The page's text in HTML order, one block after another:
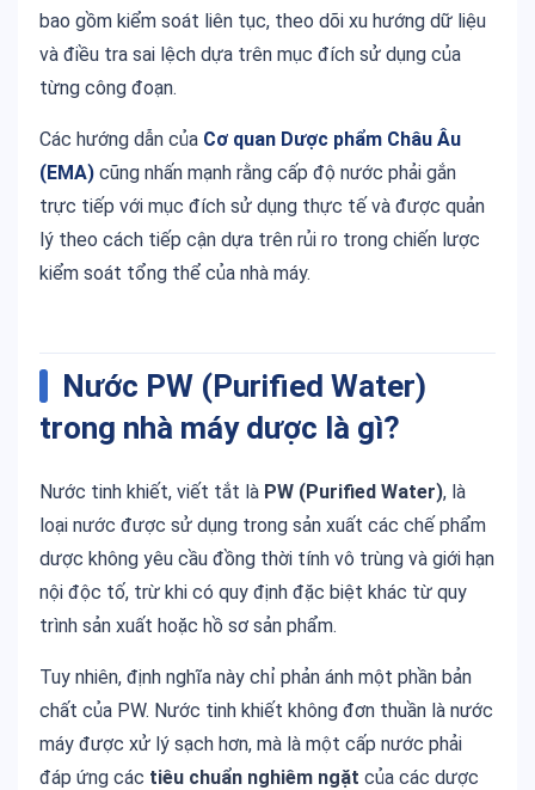
bao gồm kiểm soát liên tục, theo dõi xu hướng dữ liệu
và điều tra sai lệch dựa trên mục đích sử dụng của
từng công đoạn.
Các hướng dẫn của Cơ quan Dược phẩm Châu Âu
(EMA) cũng nhấn mạnh rằng cấp độ nước phải gắn
trực tiếp với mục đích sử dụng thực tế và được quản
lý theo cách tiếp cận dựa trên rủi ro trong chiến lược
kiểm soát tổng thể của nhà máy.
Nước PW (Purified Water)
trong nhà máy dược là gì?
Nước tinh khiết, viết tắt là PW (Purified Water), là
loại nước được sử dụng trong sản xuất các chế phẩm
dược không yêu cầu đồng thời tính vô trùng và giới hạn
nội độc tố, trừ khi có quy định đặc biệt khác từ quy
trình sản xuất hoặc hồ sơ sản phẩm.
Tuy nhiên, định nghĩa này chỉ phản ánh một phần bản
chất của PW. Nước tinh khiết không đơn thuần là nước
máy được xử lý sạch hơn, mà là một cấp nước phải
đáp ứng các tiêu chuẩn nghiêm ngặt của các dược